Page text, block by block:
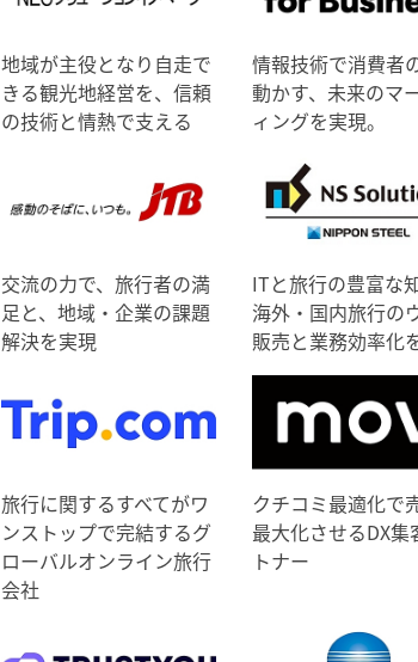
地域が主役となり自走で
きる観光地経営を、信頼
の技術と情熱で支える
情報技術で消費者
動かす、未来のマ
ィングを実現。
交流の力で、旅行者の満
足と、地域・企業の課題
解決を実現
ITと旅行の豊富な
海外・国内旅行の
販売と業務効率化
旅行に関するすべてがワ
ンストップで完結するグ
ローバルオンライン旅行
会社
クチコミ最適化で
最大化させるDX集
トナー